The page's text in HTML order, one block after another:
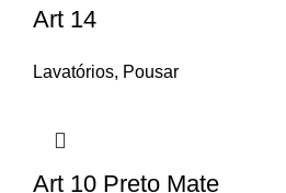
Art 14
Lavatórios, Pousar
Art 10 Preto Mate